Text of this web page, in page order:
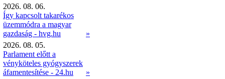
2026. 08. 06.
Így kapcsolt takarékos
üzemmódra a magyar
gazdaság - hvg.hu
»
2026. 08. 05.
Parlament előtt a
vényköteles gyógyszerek
áfamentesítése - 24.hu
»